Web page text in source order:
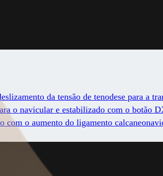
da tensão de tenodese para a
o navicular e estabilizado com o botão
com o aumento do ligamento